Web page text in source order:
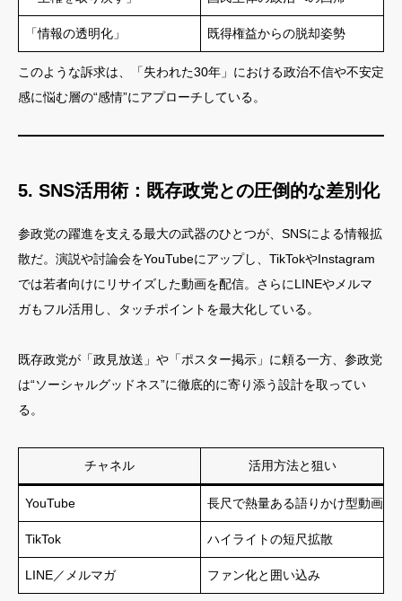
「情報の透明化」 既得権益からの脱却姿勢
このような訴求は、「失われた30年」における政治不信や不安定
感に悩む層の“感情”にアプローチしている。
5. SNS活用術：既存政党との圧倒的な差別化
参政党の躍進を支える最大の武器のひとつが、SNSによる情報拡
散だ。演説や討論会をYouTubeにアップし、TikTokやInstagram
では若者向けにリサイズした動画を配信。さらにLINEやメルマ
ガもフル活用し、タッチポイントを最大化している。
既存政党が「政見放送」や「ポスター掲示」に頼る一方、参政党
は“ソーシャルグッドネス”に徹底的に寄り添う設計を取ってい
る。
チャネル 活用方法と狙い
YouTube 長尺で熱量ある語りかけ型動画
TikTok ハイライトの短尺拡散
LINE／メルマガ ファン化と囲い込み